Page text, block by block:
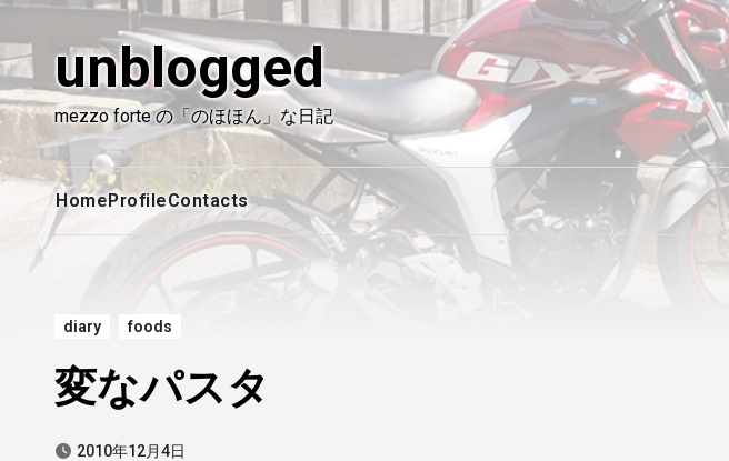
容
を
ス
ッ
unblogged
mezzo forte の「のほほん」な日記
HomeProfileContacts
diary foods
変なパスタ
2010年12月4日